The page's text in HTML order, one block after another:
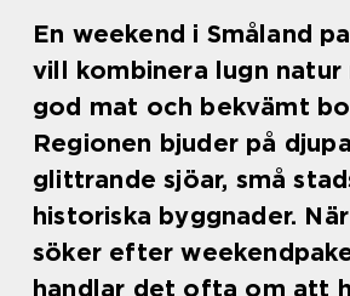
En weekend i Småland
vill kombinera lugn natur
god mat och bekvämt
Regionen bjuder på
glittrande sjöar, små
historiska byggnader.
söker efter
handlar det ofta om att